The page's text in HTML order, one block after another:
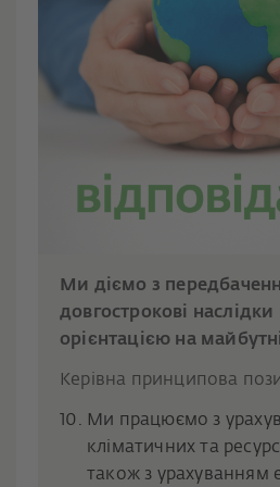
Ми діємо з
довгострокові
орієнтацією на
Керівна принципова
Ми працюємо з
кліматичних та
також з урахуванням